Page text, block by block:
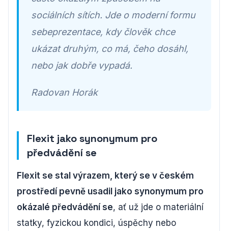
sociálních sítích. Jde o moderní formu
sebeprezentace, kdy člověk chce
ukázat druhým, co má, čeho dosáhl,
nebo jak dobře vypadá.
Radovan Horák
Flexit jako synonymum pro
předvádění se
Flexit se stal výrazem, který se v českém
prostředí pevně usadil jako synonymum pro
okázalé předvádění se, ať už jde o materiální
statky, fyzickou kondici, úspěchy nebo